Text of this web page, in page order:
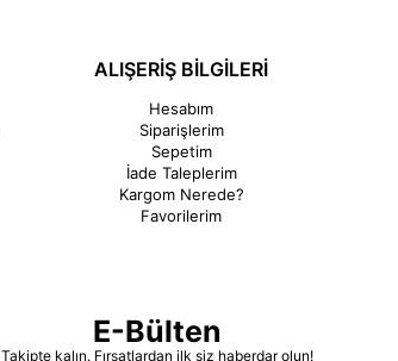
ALIŞERİŞ BİLGİLERİ
Hesabım
Siparişlerim
Sepetim
İade Taleplerim
Kargom Nerede?
Favorilerim
E-Bülten
Takipte kalın. Fırsatlardan ilk siz haberdar olun!